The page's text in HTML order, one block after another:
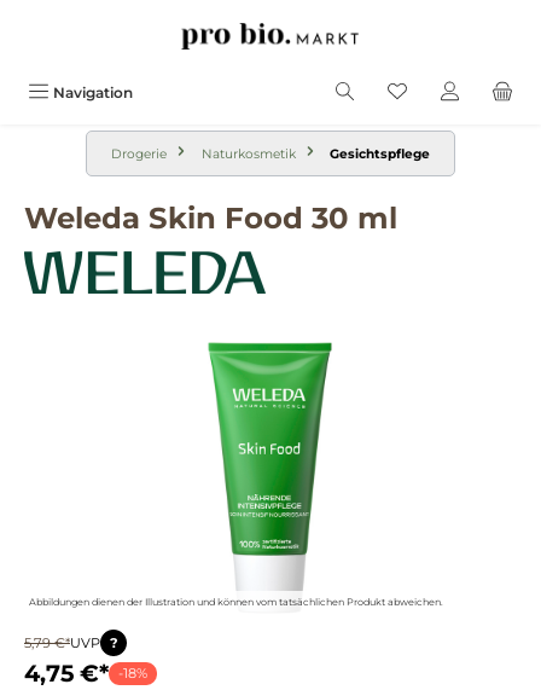
Navigation
Drogerie Naturkosmetik Gesichtspflege
Weleda Skin Food 30 ml
Bildergalerie überspringen
Abbildungen dienen der Illustration und können vom tatsächlichen Produkt abweichen.
5,79 €*UVP ?
4,75 €* -18%